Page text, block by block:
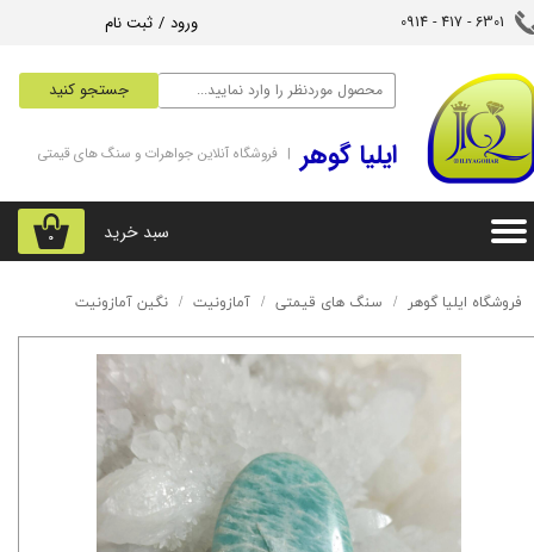
جستجو کنید
ورود / ثبت نام
تغییر گذر واژه
سفارشات
خروج از حساب کاربری
6301 - 417 - 0914​​​​​​​
۰ سبد خرید
‌ایلیا گوهر | فروشگاه آنلاین جواهرات و سنگ های قیمتی
فروشگاه ایلیا گوهر سنگ های قیمتی آمازونیت نگین آمازونیت